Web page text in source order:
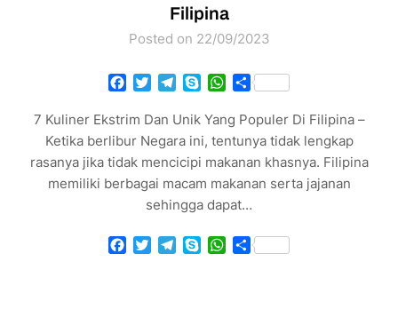
Filipina
Posted on 22/09/2023
Facebook
TwitterTelegram
SkypeWhatsApp
Share
7 Kuliner Ekstrim Dan Unik Yang Populer Di Filipina –
Ketika berlibur Negara ini, tentunya tidak lengkap
rasanya jika tidak mencicipi makanan khasnya. Filipina
memiliki berbagai macam makanan serta jajanan
sehingga dapat…
Facebook
TwitterTelegram
SkypeWhatsApp
Share